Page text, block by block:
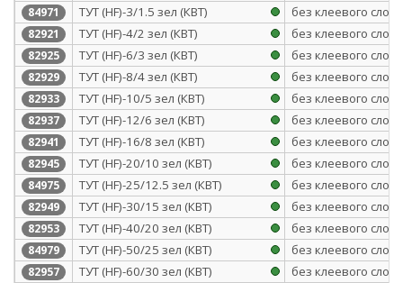
84971 ТУТ (HF)-3/1.5 зел (КВТ) без клеевого слоя
82921 ТУТ (HF)-4/2 зел (КВТ) без клеевого слоя
82925 ТУТ (HF)-6/3 зел (КВТ) без клеевого слоя
82929 ТУТ (HF)-8/4 зел (КВТ) без клеевого слоя
82933 ТУТ (HF)-10/5 зел (КВТ) без клеевого слоя
82937 ТУТ (HF)-12/6 зел (КВТ) без клеевого слоя
82941 ТУТ (HF)-16/8 зел (КВТ) без клеевого слоя
82945 ТУТ (HF)-20/10 зел (КВТ) без клеевого слоя
84975 ТУТ (HF)-25/12.5 зел (КВТ) без клеевого слоя
82949 ТУТ (HF)-30/15 зел (КВТ) без клеевого слоя
82953 ТУТ (HF)-40/20 зел (КВТ) без клеевого слоя
84979 ТУТ (HF)-50/25 зел (КВТ) без клеевого слоя
82957 ТУТ (HF)-60/30 зел (КВТ) без клеевого слоя